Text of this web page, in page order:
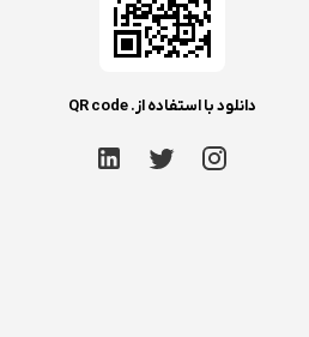
دانلود با استفاده از. QR code